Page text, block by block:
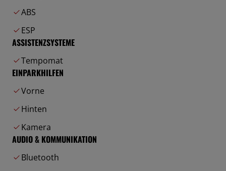
ABS
ESP
ASSISTENZSYSTEME
Tempomat
EINPARKHILFEN
Vorne
Hinten
Kamera
AUDIO & KOMMUNIKATION
Bluetooth